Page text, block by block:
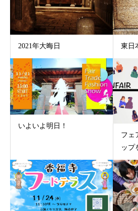
2021年大晦日 東日
いよいよ明日！
フェ
ップ